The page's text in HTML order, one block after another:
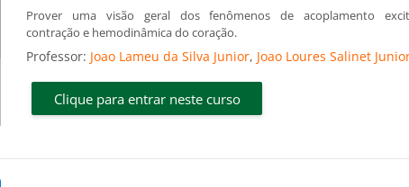
Prover uma visão geral dos fenômenos de acoplamento
contração e hemodinâmica do coração.
Professor: Joao Lameu da Silva Junior, Joao Loures Salinet
Clique para entrar neste curso